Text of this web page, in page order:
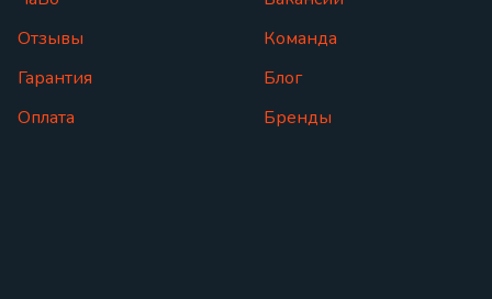
Отзывы
Гарантия
Оплата
Команда
Блог
Бренды